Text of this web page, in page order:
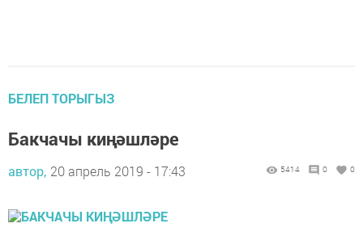
БЕЛЕП ТОРЫГЫЗ
Бакчачы киңәшләре
автор, 20 апрель 2019 - 17:43 5414 0 0